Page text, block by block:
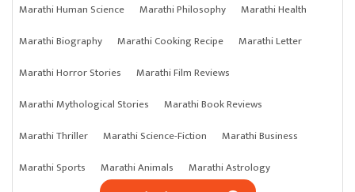
Marathi Human Science
Marathi Philosophy
Marathi Health
Marathi Biography
Marathi Cooking Recipe
Marathi Letter
Marathi Horror Stories
Marathi Film Reviews
Marathi Mythological Stories
Marathi Book Reviews
Marathi Thriller
Marathi Science-Fiction
Marathi Business
Marathi Sports
Marathi Animals
Marathi Astrology